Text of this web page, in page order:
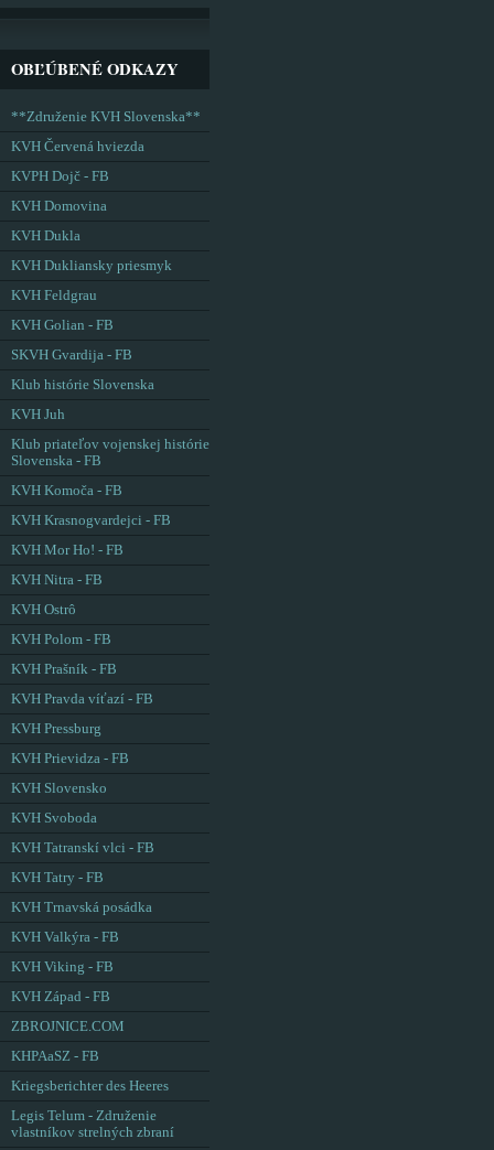
OBĽÚBENÉ ODKAZY
**Združenie KVH Slovenska**
KVH Červená hviezda
KVPH Dojč - FB
KVH Domovina
KVH Dukla
KVH Dukliansky priesmyk
KVH Feldgrau
KVH Golian - FB
SKVH Gvardija - FB
Klub histórie Slovenska
KVH Juh
Klub priateľov vojenskej histórie
Slovenska - FB
KVH Komoča - FB
KVH Krasnogvardejci - FB
KVH Mor Ho! - FB
KVH Nitra - FB
KVH Ostrô
KVH Polom - FB
KVH Prašník - FB
KVH Pravda víťazí - FB
KVH Pressburg
KVH Prievidza - FB
KVH Slovensko
KVH Svoboda
KVH Tatranskí vlci - FB
KVH Tatry - FB
KVH Trnavská posádka
KVH Valkýra - FB
KVH Viking - FB
KVH Západ - FB
ZBROJNICE.COM
KHPAaSZ - FB
Kriegsberichter des Heeres
Legis Telum - Združenie
vlastníkov strelných zbraní